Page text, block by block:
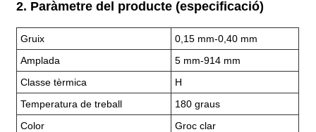
2. Paràmetre del producte (especificació)
Gruix
0,15 mm-0,40 mm
Amplada
5 mm-914 mm
Classe tèrmica
H
Temperatura de treball
180 graus
Color
Groc clar